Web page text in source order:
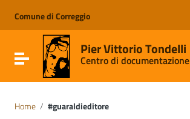
Vai al menu di navigazione
Vai al footer
Comune di Correggio
Attiva / disattiva la navigazione
Pier Vittorio Tondelli
Centro di documentazione
Home / #guaraldieditore